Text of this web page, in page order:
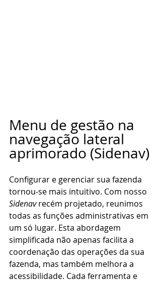
Menu de gestão na
navegação lateral
aprimorado (Sidenav)
Configurar e gerenciar sua fazenda
tornou-se mais intuitivo. Com nosso
Sidenav recém projetado, reunimos
todas as funções administrativas em
um só lugar. Esta abordagem
simplificada não apenas facilita a
coordenação das operações da sua
fazenda, mas também melhora a
acessibilidade. Cada ferramenta e